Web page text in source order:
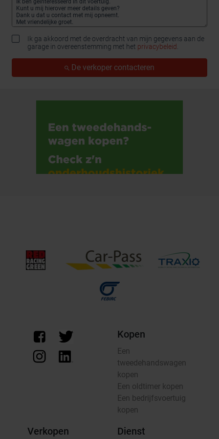
Ik ga akkoord met de overdracht van mijn gegevens aan de
garage in overeenstemming met het privacybeleid.
De verkoper contacteren
Kopen
Een
tweedehandswagen
kopen
Een oldtimer kopen
Een bedrijfsvoertuig
kopen
Verkopen Dienst